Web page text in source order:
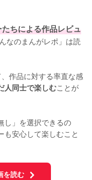
ちによる作品レビュ
なのまんがレポ」は読
作品に対する率直な感
人同士で楽しむことが
し」を選択できるの
も安心して楽しむこと
を読む